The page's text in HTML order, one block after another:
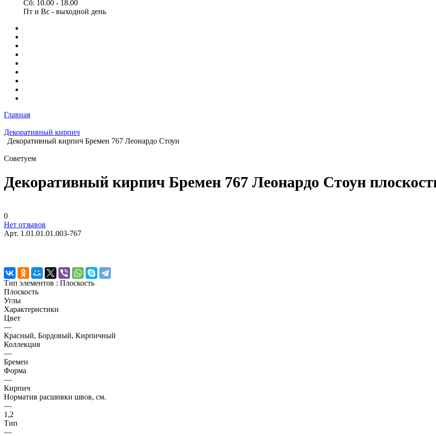
Сб: 10.00 - 18.00
Пт и Вс - выходной день
Главная
Декоративный кирпич
Декоративный кирпич Бремен 767 Леонардо Стоун
Советуем
Декоративный кирпич Бремен 767 Леонардо Стоун
0
Нет отзывов
Арт. 1.01.01.01.003-767
Тип элементов : Плоскость
Плоскость
Углы
Характеристики
Цвет
—
Красный, Бордовый, Кирпичный
Коллекция
—
Бремен
Форма
—
Кирпич
Норматив расшивки швов, см.
—
1,2
Тип
—